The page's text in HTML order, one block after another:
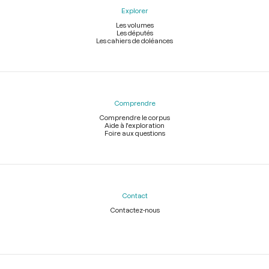
Explorer
Les volumes
Les députés
Les cahiers de doléances
Comprendre
Comprendre le corpus
Aide à l'exploration
Foire aux questions
Contact
Contactez-nous
Légal